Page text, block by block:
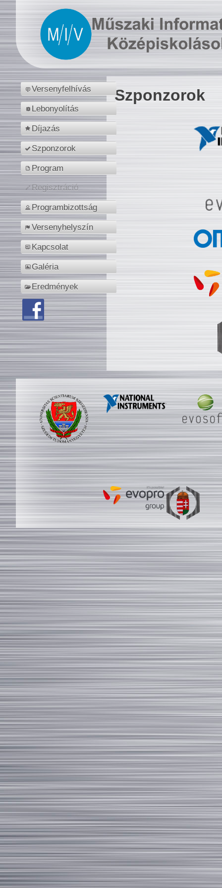
Versenyfelhívás
Lebonyolítás
Díjazás
Szponzorok
Program
Regisztráció
Programbizottság
Versenyhelyszín
Kapcsolat
Galéria
Eredmények
Szponzorok